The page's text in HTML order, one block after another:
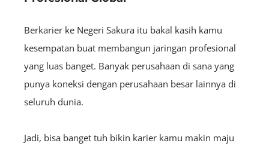
Berkarier ke Negeri Sakura itu bakal kasih kamu
kesempatan buat membangun jaringan profesional
yang luas banget. Banyak perusahaan di sana yang
punya koneksi dengan perusahaan besar lainnya di
seluruh dunia.
Jadi, bisa banget tuh bikin karier kamu makin maju